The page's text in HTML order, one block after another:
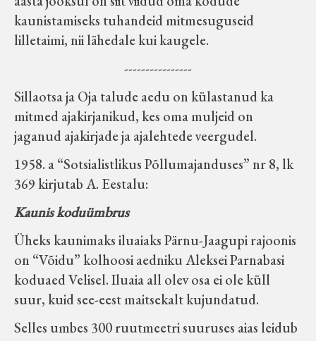
kaunistamiseks tuhandeid mitmesuguseid
lilletaimi, nii lähedale kui kaugele.
----------------
Sillaotsa ja Oja talude aedu on külastanud ka
mitmed ajakirjanikud, kes oma muljeid on
jaganud ajakirjade ja ajalehtede veergudel.
1958. a “Sotsialistlikus Põllumajanduses” nr 8, lk
369 kirjutab A. Eestalu:
Kaunis koduümbrus
Üheks kaunimaks iluaiaks Pärnu-Jaagupi rajoonis
on “Võidu” kolhoosi aedniku Aleksei Parnabasi
koduaed Velisel. Iluaia all olev osa ei ole küll
suur, kuid see-eest maitsekalt kujundatud.
Selles umbes 300 ruutmeetri suuruses aias leidub